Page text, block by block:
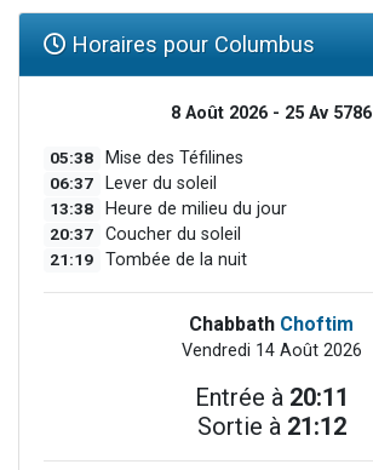
Horaires pour Columbus
8 Août 2026 - 25 Av 5786
05:38 Mise des Téfilines
06:37 Lever du soleil
13:38 Heure de milieu du jour
20:37 Coucher du soleil
21:19 Tombée de la nuit
Chabbath Choftim
Vendredi 14 Août 2026
Entrée à 20:11
Sortie à 21:12